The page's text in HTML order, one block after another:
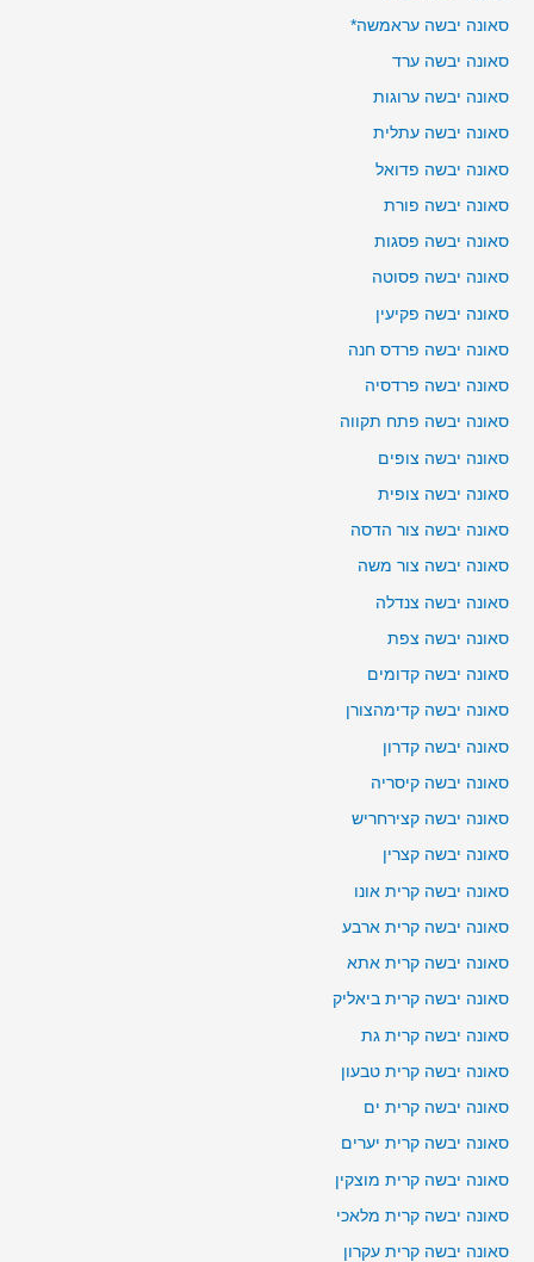
סאונה יבשה עראמשה*
סאונה יבשה ערד
סאונה יבשה ערוגות
סאונה יבשה עתלית
סאונה יבשה פדואל
סאונה יבשה פורת
סאונה יבשה פסגות
סאונה יבשה פסוטה
סאונה יבשה פקיעין
סאונה יבשה פרדס חנה
סאונה יבשה פרדסיה
סאונה יבשה פתח תקווה
סאונה יבשה צופים
סאונה יבשה צופית
סאונה יבשה צור הדסה
סאונה יבשה צור משה
סאונה יבשה צנדלה
סאונה יבשה צפת
סאונה יבשה קדומים
סאונה יבשה קדימהצורן
סאונה יבשה קדרון
סאונה יבשה קיסריה
סאונה יבשה קצירחריש
סאונה יבשה קצרין
סאונה יבשה קרית אונו
סאונה יבשה קרית ארבע
סאונה יבשה קרית אתא
סאונה יבשה קרית ביאליק
סאונה יבשה קרית גת
סאונה יבשה קרית טבעון
סאונה יבשה קרית ים
סאונה יבשה קרית יערים
סאונה יבשה קרית מוצקין
סאונה יבשה קרית מלאכי
סאונה יבשה קרית עקרון